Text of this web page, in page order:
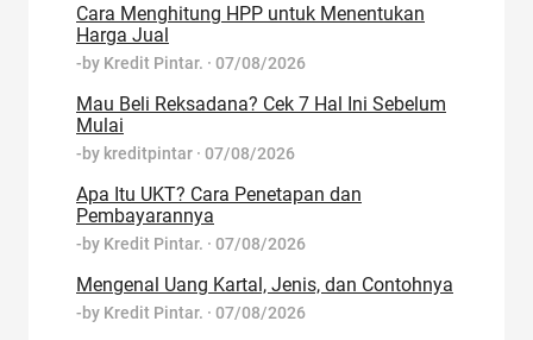
Cara Menghitung HPP untuk Menentukan
Harga Jual
-by Kredit Pintar. · 07/08/2026
Mau Beli Reksadana? Cek 7 Hal Ini Sebelum
Mulai
-by kreditpintar · 07/08/2026
Apa Itu UKT? Cara Penetapan dan
Pembayarannya
-by Kredit Pintar. · 07/08/2026
Mengenal Uang Kartal, Jenis, dan Contohnya
-by Kredit Pintar. · 07/08/2026